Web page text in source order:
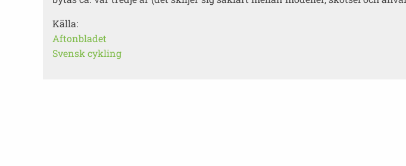
Källa:
Aftonbladet
Svensk cykling